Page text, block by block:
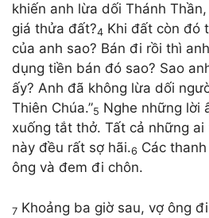
khiến anh lừa dối Thánh
giá thửa đất?4 Khi đất còn đó
của anh sao? Bán đi rồi thì
dụng tiền bán đó sao? Sao
ấy? Anh đã không lừa dối
Thiên Chúa.”5 Nghe những lời
xuống tắt thở. Tất cả những ai
này đều rất sợ hãi.6 Các
ông và đem đi chôn.
7 Khoảng ba giờ sau, vợ ông